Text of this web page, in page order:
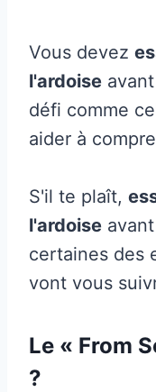
Vous devez
l'ardoise
défi comme
aider à
S'il te plaît,
l'ardoise
certaines des
vont vous
Le « From
?